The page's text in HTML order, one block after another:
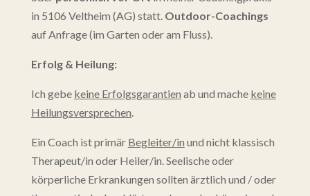
in 5106 Veltheim (AG) statt. Outdoor-Coachings
auf Anfrage (im Garten oder am Fluss).
Erfolg & Heilung:
Ich gebe keine Erfolgsgarantien ab und mache keine
Heilungsversprechen.
Ein Coach ist primär Begleiter/in und nicht klassisch
Therapeut/in oder Heiler/in. Seelische oder
körperliche Erkrankungen sollten ärztlich und / oder